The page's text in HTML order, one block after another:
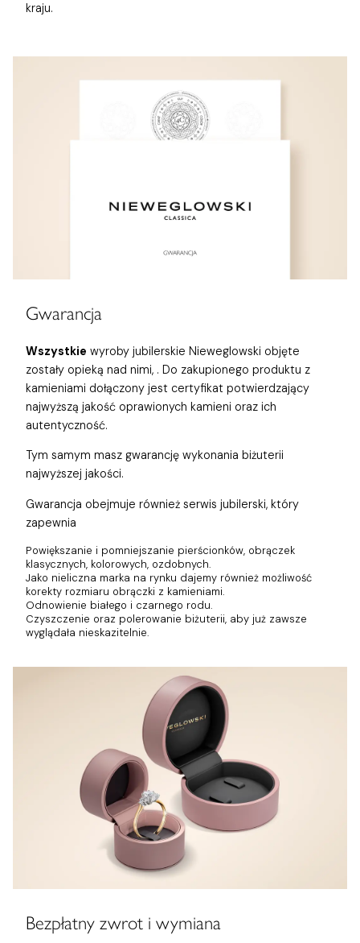
kraju.
Gwarancja
Wszystkie wyroby jubilerskie Nieweglowski objęte
zostały opieką nad nimi, . Do zakupionego produktu z
kamieniami dołączony jest certyfikat potwierdzający
najwyższą jakość oprawionych kamieni oraz ich
autentyczność.
Tym samym masz gwarancję wykonania biżuterii
najwyższej jakości.
Gwarancja obejmuje również serwis jubilerski, który
zapewnia
Powiększanie i pomniejszanie pierścionków, obrączek
klasycznych, kolorowych, ozdobnych.
Jako nieliczna marka na rynku dajemy również możliwość
korekty rozmiaru obrączki z kamieniami.
Odnowienie białego i czarnego rodu.
Czyszczenie oraz polerowanie biżuterii, aby już zawsze
wyglądała nieskazitelnie.
Bezpłatny zwrot i wymiana